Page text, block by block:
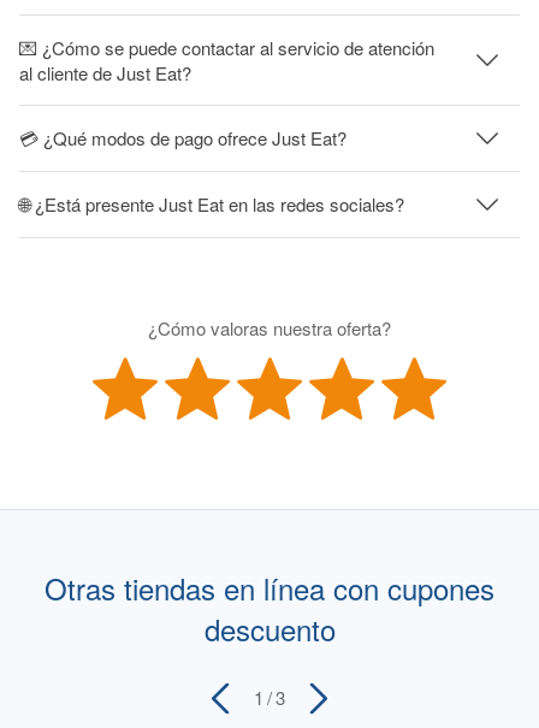
💌 ¿Cómo se puede contactar al servicio de atención
al cliente de Just Eat?
💳 ¿Qué modos de pago ofrece Just Eat?
🌐 ¿Está presente Just Eat en las redes sociales?
¿Cómo valoras nuestra oferta?
Otras tiendas en línea con cupones
descuento
1 / 3